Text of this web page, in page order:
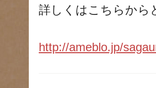
詳しくはこちらから
http://ameblo.jp/